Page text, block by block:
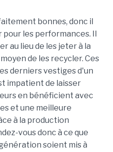
bonnes, donc il
pour les performances. Il
au lieu de les jeter à la
de les recycler. Ces
derniers vestiges d'un
impatient de laisser
en bénéficient avec
et une meilleure
à la production
vous donc à ce que
soient mis à